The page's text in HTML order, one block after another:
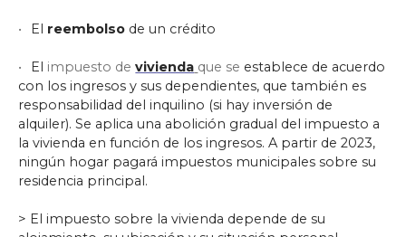
El reembolso de un crédito
El impuesto devivienda que se establece de acuerdo
con los ingresos y sus dependientes, que también es
responsabilidad del inquilino (si hay inversión de
alquiler). Se aplica una abolición gradual del impuesto a
la vivienda en función de los ingresos. A partir de 2023,
ningún hogar pagará impuestos municipales sobre su
residencia principal.
> El impuesto sobre la vivienda depende de su